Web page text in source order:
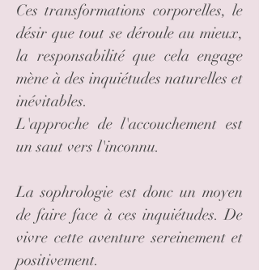
Ces transformations corporelles, le
désir que tout se déroule au mieux,
la responsabilité que cela engage
mène à des inquiétudes naturelles et
inévitables.
L'approche de l'accouchement est
un saut vers l'inconnu.
La sophrologie est donc un moyen
de faire face à ces inquiétudes. De
vivre cette aventure sereinement et
positivement.